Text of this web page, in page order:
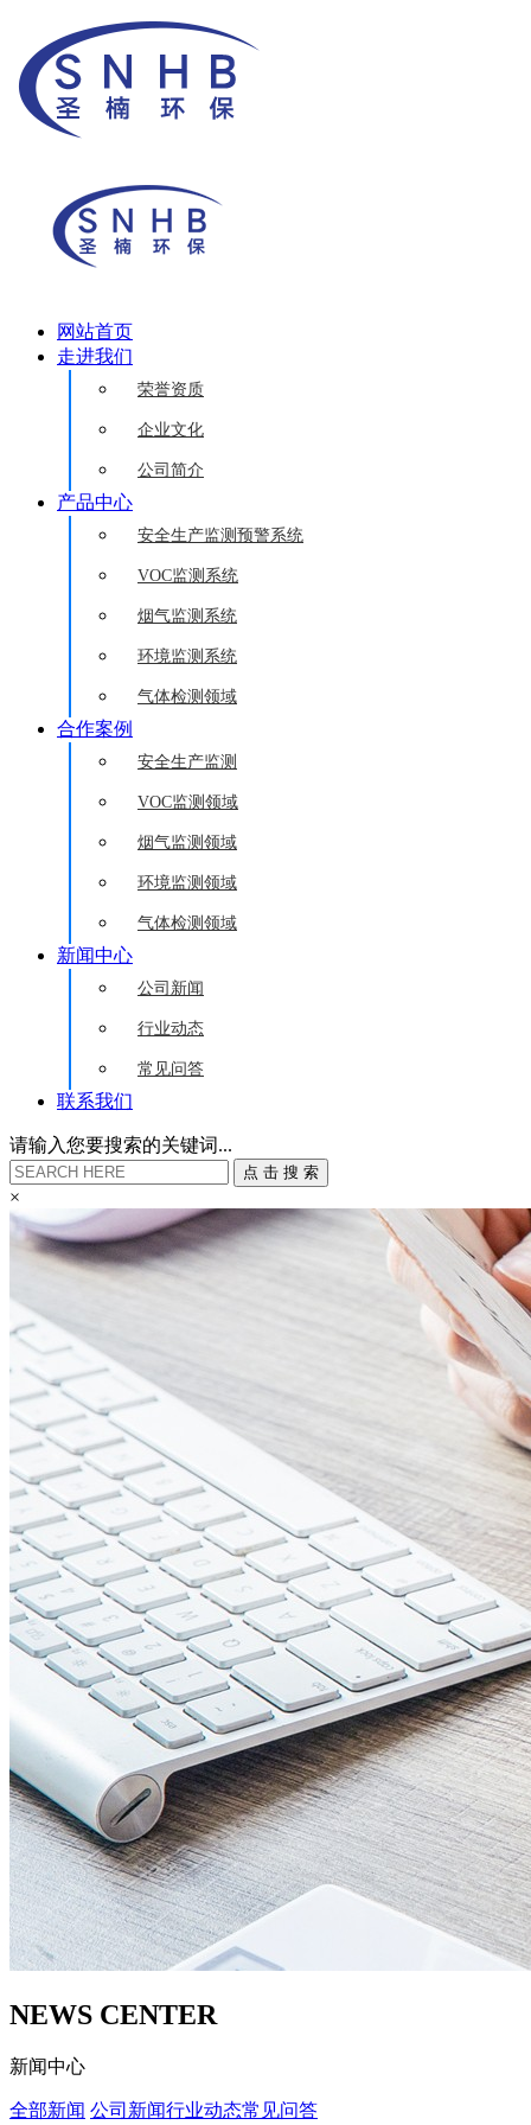
网站首页
走进我们
荣誉资质
企业文化
公司简介
产品中心
安全生产监测预警系统
VOC监测系统
烟气监测系统
环境监测系统
气体检测领域
合作案例
安全生产监测
VOC监测领域
烟气监测领域
环境监测领域
气体检测领域
新闻中心
公司新闻
行业动态
常见问答
联系我们
请输入您要搜索的关键词...
点 击 搜 索
×
NEWS CENTER
新闻中心
全部新闻 公司新闻行业动态常见问答